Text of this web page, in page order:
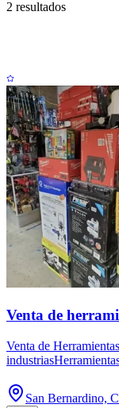
2 resultados
Venta de
Venta de
San Bernardino,